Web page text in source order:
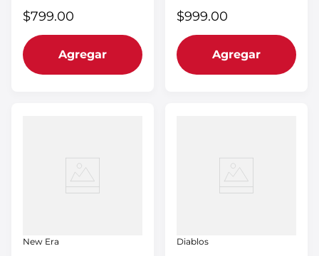
$799.00
Agregar
$999.00
Agregar
New Era Diablos